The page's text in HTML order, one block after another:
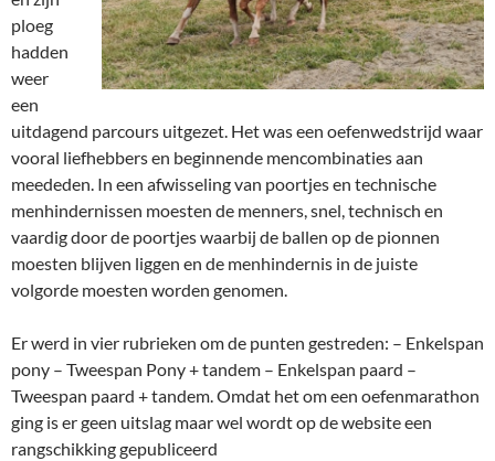
ploeg
hadden
weer
een
uitdagend parcours uitgezet. Het was een oefenwedstrijd waar
vooral liefhebbers en beginnende mencombinaties aan
meededen. In een afwisseling van poortjes en technische
menhindernissen moesten de menners, snel, technisch en
vaardig door de poortjes waarbij de ballen op de pionnen
moesten blijven liggen en de menhindernis in de juiste
volgorde moesten worden genomen.
Er werd in vier rubrieken om de punten gestreden: – Enkelspan
pony – Tweespan Pony + tandem – Enkelspan paard –
Tweespan paard + tandem. Omdat het om een oefenmarathon
ging is er geen uitslag maar wel wordt op de website een
rangschikking gepubliceerd